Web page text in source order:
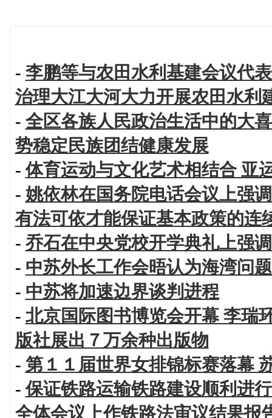
- 李鹏等与农田水利基建会议代
治理大江大河大力开展农田水利
- 全区各族人民政治生活中的大
势稳定民族团结健康发展
-体育运动与文化艺术相结合 亚
- 姚依林在国务院电话会议上强
有法可依才能保证基本政策的连
- 乔石在中央党校开学典礼上强
- 中苏外长工作会晤认为海湾问
- 中苏将加速边界谈判进程
- 北京国际图书博览会开幕 李瑞
版社展出７万余种出版物
- 第１１届世界女排锦标赛落幕
-保证铁路运输铁路建设顺利进
全体会议上作铁路法审议结果报